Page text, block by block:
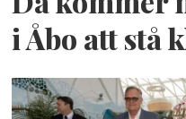
i Åbo att stå